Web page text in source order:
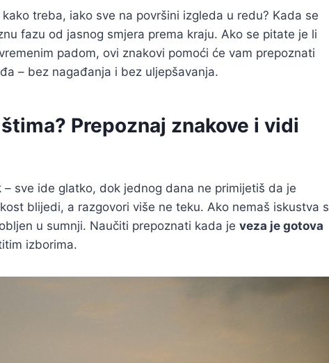
treba, iako sve na površini izgleda u redu? Kada se
fazu od jasnog smjera prema kraju. Ako se pitate je li
padom, ovi znakovi pomoći će vam prepoznati
– bez nagađanja i bez uljepšavanja.
Prepoznaj znakove i vidi
sve ide glatko, dok jednog dana ne primijetiš da je
blijedi, a razgovori više ne teku. Ako nemaš iskustva s
u sumnji. Naučiti prepoznati kada je veza je gotova
izborima.